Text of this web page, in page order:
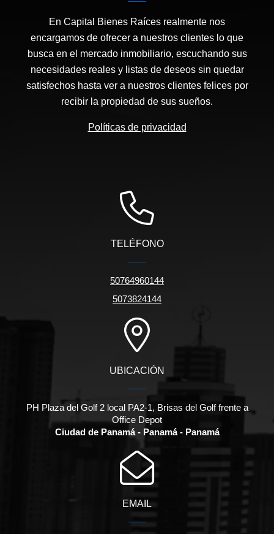
En Capital Bienes Raíces realmente nos
encargamos de ofrecer a nuestros clientes lo que
busca en el mercado inmobiliario, escuchando sus
necesidades reales y listas de deseos sin quedar
satisfechos hasta ver a nuestros clientes felices por
recibir la propiedad de sus sueños.
Políticas de privacidad
TELÉFONO
50764960144
5073824144
UBICACIÓN
PH Plaza del Golf 2 local PA2-1, Brisas del Golf frente a
Office Depot
Ciudad de Panamá - Panamá - Panamá
EMAIL